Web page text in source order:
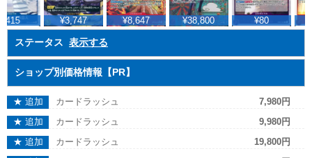
¥3,747 ¥8,647 ¥38,800 ¥80
ステータス 表示する
ショップ別価格情報【PR】
★ 追加 カードラッシュ
7,980円
★ 追加
カードラッシュ
9,980円
★ 追加
カードラッシュ
19,800円